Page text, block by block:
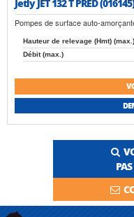
Pompes de surface auto-
Hauteur de relevage (Hmt) (max.)
Débit (max.)